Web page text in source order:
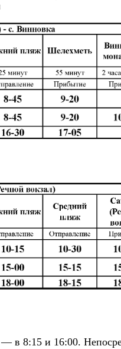
— в 8:15 и 16:00.